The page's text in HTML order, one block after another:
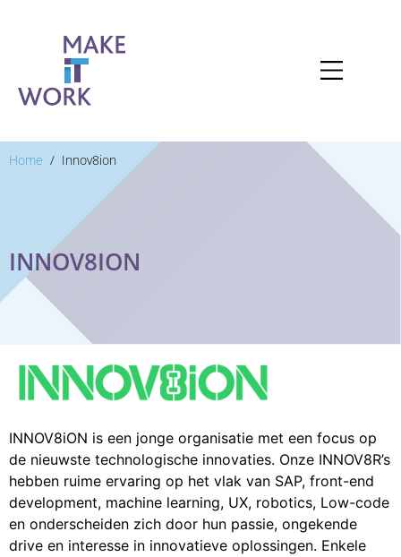
INNOV8ION
Home Innov8ion
INNOV8iON is een jonge organisatie met een focus op
de nieuwste technologische innovaties. Onze INNOV8R’s
hebben ruime ervaring op het vlak van SAP, front-end
development, machine learning, UX, robotics, Low-code
en onderscheiden zich door hun passie, ongekende
drive en interesse in innovatieve oplossingen. Enkele